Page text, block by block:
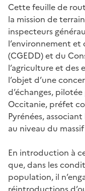
Cette feuille de
la mission de
inspecteurs
l’environnement
(CGEDD) et du
l’agriculture et des
l’objet d’une
d’échanges,
Occitanie, préfet
Pyrénées,
au niveau du
En introduction à
que, dans les
population, il